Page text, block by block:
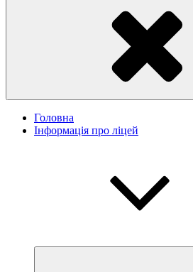
Головна
Інформація про ліцей